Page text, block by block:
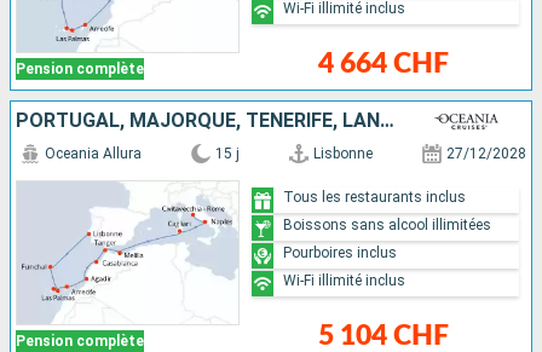
Pension complète 4 664 CHF
Wi-Fi illimité inclus
PORTUGAL, MAJORQUE, TENERIFE, LANZAROTE, MAROC, ESPAGNE, ITALIE
Pension complète
Oceania Allura 15 j Lisbonne 27/12/2028
5 104 CHF
Tous les restaurants inclus
Boissons sans alcool illimitées
Pourboires inclus
Wi-Fi illimité inclus